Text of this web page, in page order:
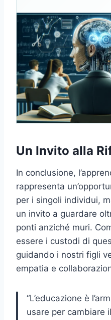
Un Invito alla
In conclusione,
rappresenta
per i singoli individui,
un invito a guardare
ponti anziché muri.
essere i custodi di
guidando i nostri figli
empatia e
“L’educazione è
usare per cambiare